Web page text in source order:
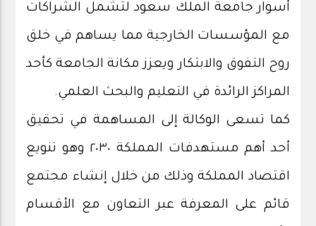
أسوار جامعة الملك سعود لتشمل الشراكات
مع المؤسسات الخارجية مما يساهم في خلق
روح التفوق والابتكار ويعزز مكانة الجامعة كأحد
المراكز الرائدة في التعليم والبحث العلمي.
كما تسعى الوكالة إلى المساهمة في تحقيق
أحد أهم مستهدفات المملكة ٢٠٣٠ وهو تنويع
اقتصاد المملكة وذلك من خلال إنشاء مجتمع
قائم على المعرفة عبر التعاون مع الأقسام